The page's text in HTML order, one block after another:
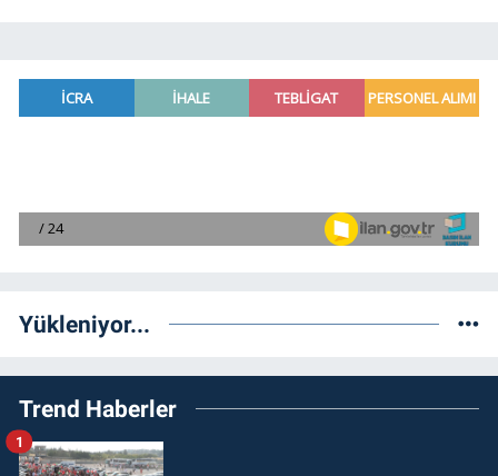
Yükleniyor...
Trend Haberler
1